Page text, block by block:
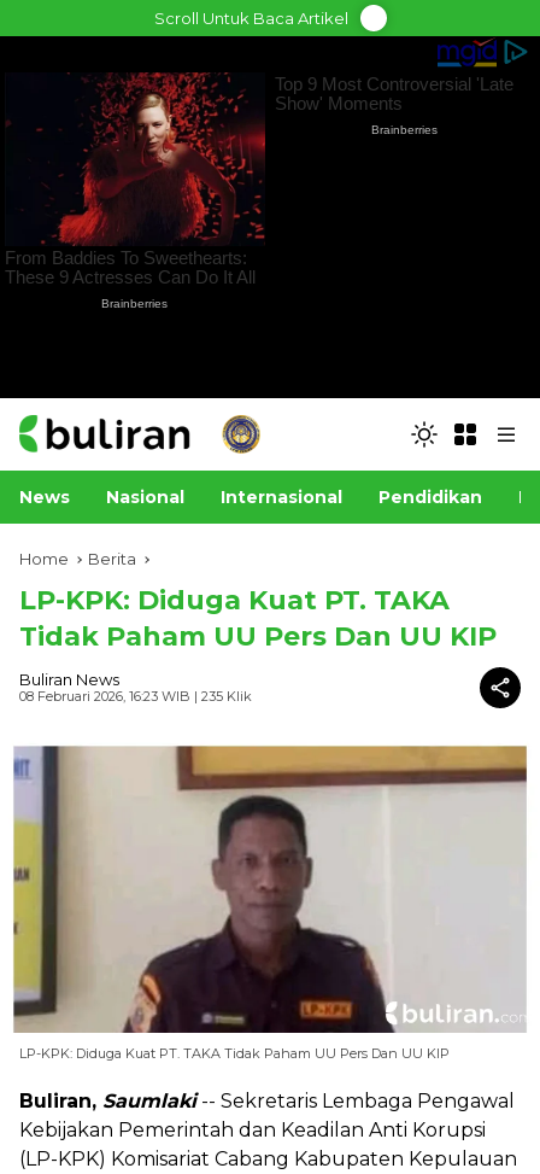
to
Scroll Untuk Baca Artikel
News Nasional Internasional Pendidikan
Home Berita
LP-KPK: Diduga Kuat PT. TAKA
Tidak Paham UU Pers Dan UU KIP
Buliran News
08 Februari 2026, 16:23 WIB | 235 Klik
LP-KPK: Diduga Kuat PT. TAKA Tidak Paham UU Pers Dan UU KIP
Buliran, Saumlaki-- Sekretaris Lembaga Pengawal
Kebijakan Pemerintah dan Keadilan Anti Korupsi
(LP-KPK) Komisariat Cabang Kabupaten Kepulauan